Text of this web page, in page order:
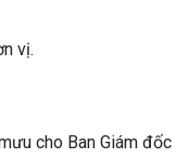
vị.
cho Ban Giám